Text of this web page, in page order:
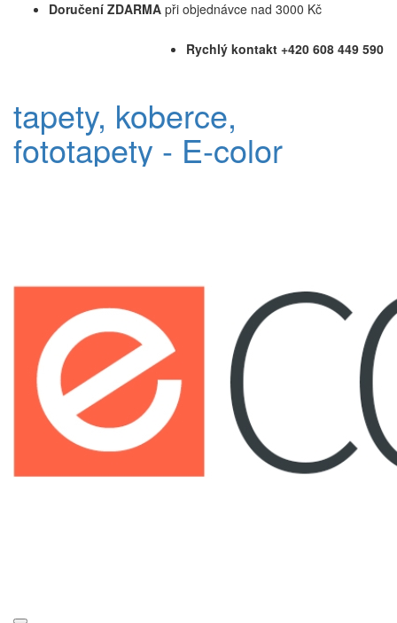
Doručení ZDARMA při objednávce nad 3000 Kč
Rychlý kontakt +420 608 449 590
tapety, koberce,
fototapety - E-color